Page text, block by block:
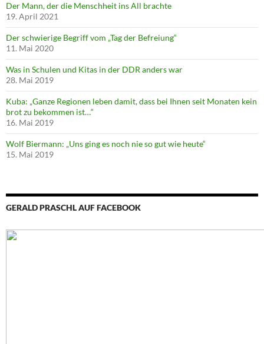
Der Mann, der die Menschheit ins All brachte
19. April 2021
Der schwierige Begriff vom „Tag der Befreiung“
11. Mai 2020
Was in Schulen und Kitas in der DDR anders war
28. Mai 2019
Kuba: „Ganze Regionen leben damit, dass bei Ihnen seit Monaten kein
brot zu bekommen ist…“
16. Mai 2019
Wolf Biermann: „Uns ging es noch nie so gut wie heute“
15. Mai 2019
GERALD PRASCHL AUF FACEBOOK